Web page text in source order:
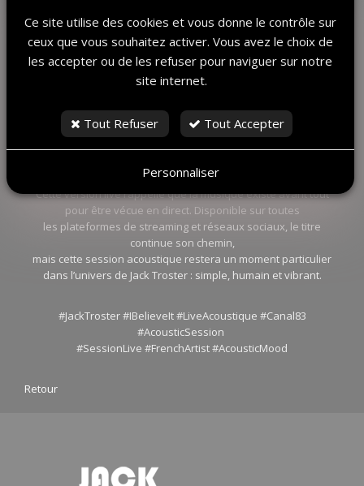
ralentit et où la musique reprend toute sa place.
I Believe It prend ici une dimension nouvelle. Le morceau se
Cette version live rappelle que la musique existe avant tout
pour être vécue en direct. Disponible sur toutes
les plateformes de streaming et réseaux sociaux, le titre
continue son chemin,
mais cette session acoustique restera un moment particulier
dans l’univers de Jack Troster : simple, humain et vibrant.
#JackTroster #IBelieveIt #LiveAcoustique #Canal83
#AcousticSession
#SessionLive #FrenchArtist #AcousticMood
Retour
Ce site utilise des cookies et vous donne le contrôle sur
ceux que vous souhaitez activer. Vous avez le choix de
les accepter ou de les refuser pour naviguer sur notre
site internet.
Tout Refuser Tout Accepter
Personnaliser